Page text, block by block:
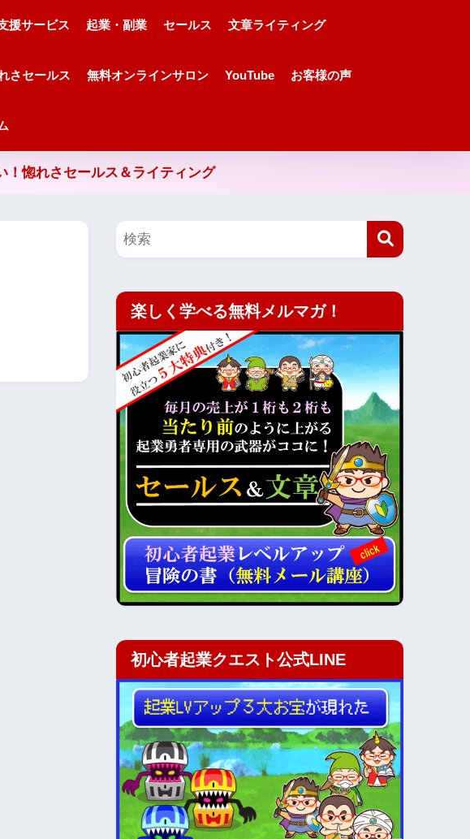
援サービス 起業・副業 セールス 文章ライティング
さセールス 無料オンラインサロン YouTube お客様の声
惚れさセールス＆ライティング
楽しく学べる無料メルマガ！
初心者起業クエスト公式LINE